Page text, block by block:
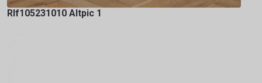
Rlf105231010 Altpic 1